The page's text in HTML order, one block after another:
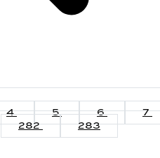
4 5 6
7
282 283